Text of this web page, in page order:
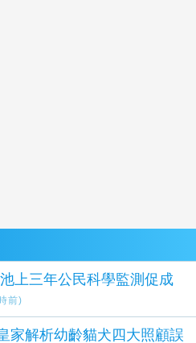
前)
家解析幼齡貓犬四大照顧誤